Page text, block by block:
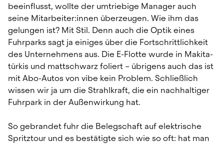
beeinflusst, wollte der umtriebige Manager auch
seine Mitarbeiter:innen überzeugen. Wie ihm das
gelungen ist? Mit Stil. Denn auch die Optik eines
Fuhrparks sagt ja einiges über die Fortschrittlichkeit
des Unternehmens aus. Die E-Flotte wurde in Makita-
türkis und mattschwarz foliert – übrigens auch das ist
mit Abo-Autos von vibe kein Problem. Schließlich
wissen wir ja um die Strahlkraft, die ein nachhaltiger
Fuhrpark in der Außenwirkung hat.
So gebrandet fuhr die Belegschaft auf elektrische
Spritztour und es bestätigte sich wie so oft: hat man